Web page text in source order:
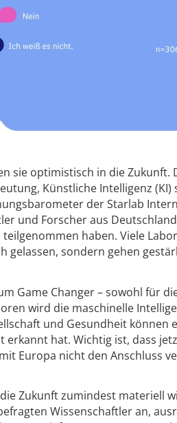
sie optimistisch in die Zukunft.
Künstliche Intelligenz
der Starlab
und Forscher aus
haben. Viele
sondern gehen
Game Changer – sowohl für
wird die maschinelle
und Gesundheit können
erkannt hat. Wichtig ist, dass
Europa nicht den Anschluss
Zukunft zumindest materiell
Wissenschaftler an,